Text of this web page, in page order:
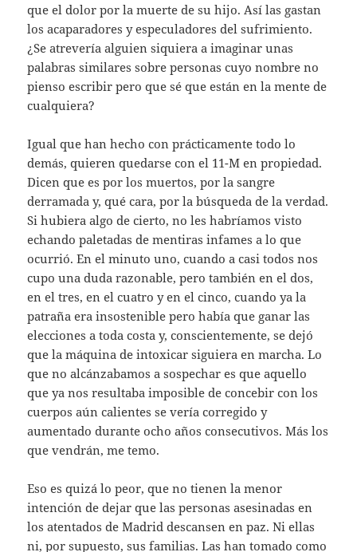
que el dolor por la muerte de su hijo. Así las gastan
los acaparadores y especuladores del sufrimiento.
¿Se atrevería alguien siquiera a imaginar unas
palabras similares sobre personas cuyo nombre no
pienso escribir pero que sé que están en la mente de
cualquiera?
Igual que han hecho con prácticamente todo lo
demás, quieren quedarse con el 11-M en propiedad.
Dicen que es por los muertos, por la sangre
derramada y, qué cara, por la búsqueda de la verdad.
Si hubiera algo de cierto, no les habríamos visto
echando paletadas de mentiras infames a lo que
ocurrió. En el minuto uno, cuando a casi todos nos
cupo una duda razonable, pero también en el dos,
en el tres, en el cuatro y en el cinco, cuando ya la
patraña era insostenible pero había que ganar las
elecciones a toda costa y, conscientemente, se dejó
que la máquina de intoxicar siguiera en marcha. Lo
que no alcánzabamos a sospechar es que aquello
que ya nos resultaba imposible de concebir con los
cuerpos aún calientes se vería corregido y
aumentado durante ocho años consecutivos. Más los
que vendrán, me temo.
Eso es quizá lo peor, que no tienen la menor
intención de dejar que las personas asesinadas en
los atentados de Madrid descansen en paz. Ni ellas
ni, por supuesto, sus familias. Las han tomado como